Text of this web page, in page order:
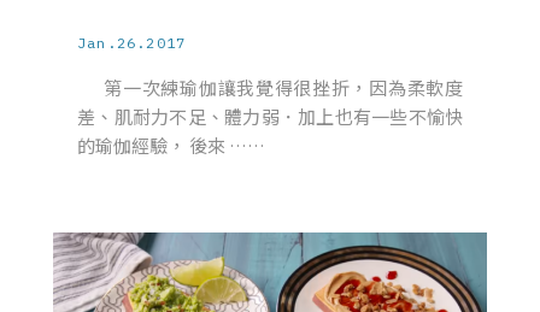
Jan.26.2017
第一次練瑜伽讓我覺得很挫折，因為柔軟度
差、肌耐力不足、體力弱．加上也有一些不愉快
的瑜伽經驗， 後來 ……